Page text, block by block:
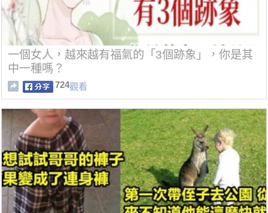
一個女人，越來越有福氣的「3個跡象」，你是其
中一種嗎？
724觀看